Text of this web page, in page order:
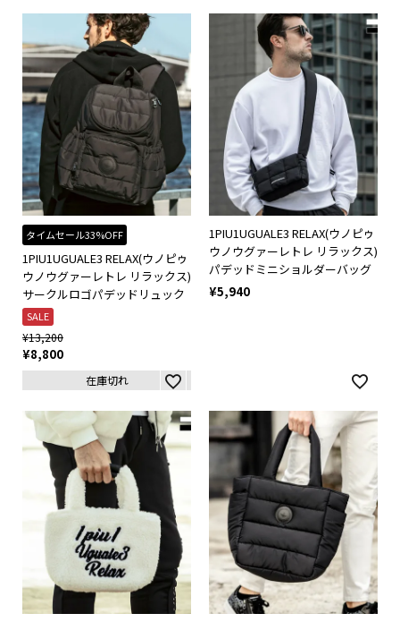
タイムセール33%OFF
1PIU1UGUALE3 RELAX(ウノピゥ
ウノウグァーレトレ リラックス)
サークルロゴパデッドリュック
SALE
¥13,200
¥8,800
在庫切れ
1PIU1UGUALE3 RELAX(ウノピゥ
ウノウグァーレトレ リラックス)
パデッドミニショルダーバッグ
¥5,940